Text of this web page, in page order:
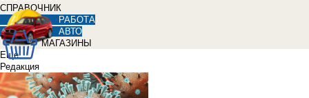
СПРАВОЧНИК
РАБОТА
АВТО
МАГАЗИНЫ
Еще
Редакция